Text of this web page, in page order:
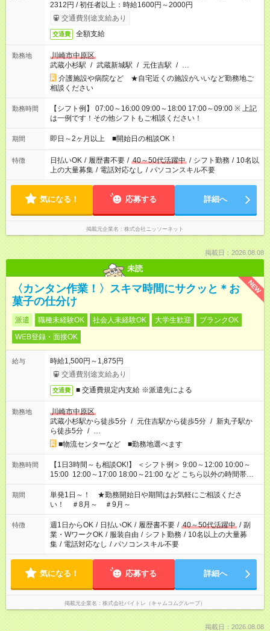
2312円 / 初任者以上：時給1600円～2000円
交通費別途支給あり
交通費 全額支給
勤務地
川崎市中原区
武蔵小杉駅 / 武蔵新城駅 / 元住吉駅 / …
介護施設や病院など ★自宅近くの施設がいいなど勤務地ご
相談ください
勤務時間
【シフト例】 07:00～16:00 09:00～18:00 17:00～09:00 ※ 上記
は一例です！その他シフトもご相談ください！
期間 即日～2ヶ月以上 ■開始日の相談OK！
特徴 日払いOK / 履歴書不要 / 40～50代活躍中 / シフト勤務 / 10名以
上の大量募集 / 電話対応なし / パソコンスキル不要
気になる！ 応募する 詳細へ
掲載元企業名 株式会社ニッソーネット
掲載日：2026.08.08
未読
NEW
〈カンタン作業！〉スキマ時間にサクッと＊お
菓子の仕分け
派遣 職種未経験OK 社会人未経験OK 大学生歓迎
ブランクOK
WEB登録・面接OK
給与
時給1,500円～1,875円
交通費別途支給あり
交通費 ■ 交通費規定内支給 ※派遣先による
勤務地
川崎市中原区
武蔵小杉駅から徒歩5分 / 元住吉駅から徒歩5分 / 新丸子駅か
ら徒歩5分 / …
■物流センターなど ■勤務地選べます
勤務時間
【1日3時間～も相談OK!】 ＜シフト例＞ 9:00～12:00 10:00～
15:00 12:00～17:00 18:00～21:00 など こちら以外の時間帯も
お気軽にご相談ください！
期間
単発1日～！ ★勤務開始日や期間はお気軽にご相談くださ
い！ ＃8月～ ＃9月～
特徴 週1日からOK / 日払いOK / 履歴書不要 / 40～50代活躍中 / 副
業・WワークOK / 服装自由 / シフト勤務 / 10名以上の大量募
集 / 電話対応なし / パソコンスキル不要
気になる！ 応募する 詳細へ
掲載元企業名 株式会社バイトレ（キャムコムグループ）
掲載日：2026.08.08